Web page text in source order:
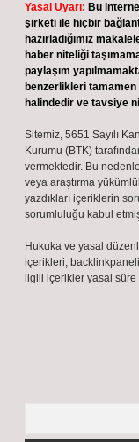
Yasal Uyarı: Bu
şirketi ile hiçbir
hazırladığımız
haber niteliği
paylaşım
benzerlikleri
halindedir ve tavsiye
Sitemiz, 5651 Sayılı
Kurumu (BTK)
vermektedir. Bu
veya araştırma
yazdıkları içeriklerin
sorumluluğu kabul etmiş
Hukuka ve yasal
içerikleri,
ilgili içerikler yasal süre